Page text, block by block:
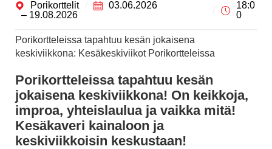
Porikorttelit
03.06.2026
– 19.08.2026
18:0
0
Porikortteleissa tapahtuu kesän jokaisena
keskiviikkona: Kesäkeskiviikot Porikortteleissa
Porikortteleissa tapahtuu kesän
jokaisena keskiviikkona! On keikkoja,
improa, yhteislaulua ja vaikka mitä!
Kesäkaveri kainaloon ja
keskiviikkoisin keskustaan!